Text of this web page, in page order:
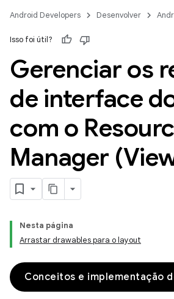
Android Developers Desenvolver
Isso foi útil?
Gerenciar os
de interface
com o
Manager
Nesta página
Arrastar drawables para o layout